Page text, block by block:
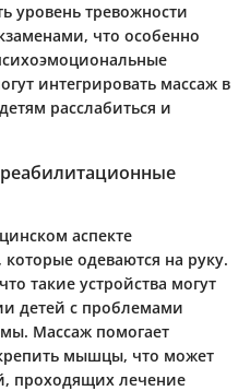
уровень тревожности
что особенно
интегрировать массаж в
расслабиться и
аспекте
одеваются на руку.
такие устройства могут
детей с проблемами
Массаж помогает
мышцы, что может
проходящих лечение